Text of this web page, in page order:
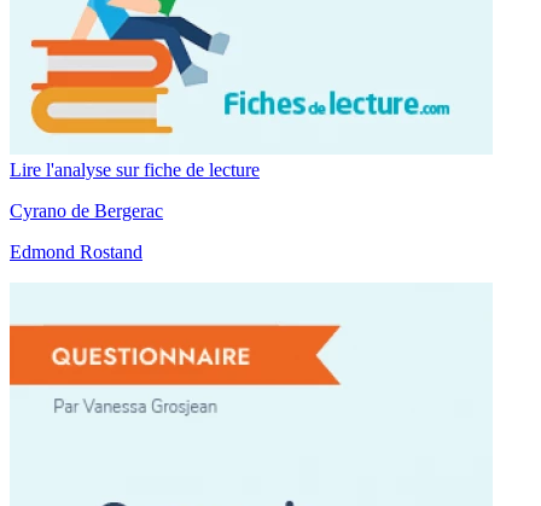
Lire l'analyse sur fiche de lecture
Cyrano de Bergerac
Edmond Rostand